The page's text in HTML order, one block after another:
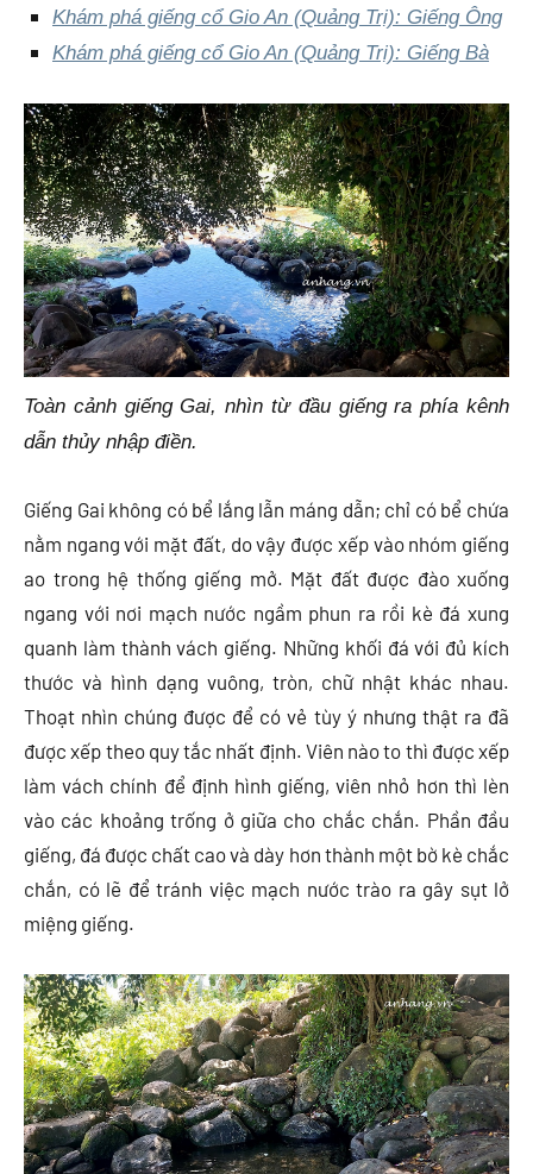
Khám phá giếng cổ Gio An (Quảng Trị): Giếng Ông
Khám phá giếng cổ Gio An (Quảng Trị): Giếng Bà
Toàn cảnh giếng Gai, nhìn từ đầu giếng ra phía kênh
dẫn thủy nhập điền.
Giếng Gai không có bể lắng lẫn máng dẫn; chỉ có bể chứa
nằm ngang với mặt đất, do vậy được xếp vào nhóm giếng
ao trong hệ thống giếng mở. Mặt đất được đào xuống
ngang với nơi mạch nước ngầm phun ra rồi kè đá xung
quanh làm thành vách giếng. Những khối đá với đủ kích
thước và hình dạng vuông, tròn, chữ nhật khác nhau.
Thoạt nhìn chúng được để có vẻ tùy ý nhưng thật ra đã
được xếp theo quy tắc nhất định. Viên nào to thì được xếp
làm vách chính để định hình giếng, viên nhỏ hơn thì lèn
vào các khoảng trống ở giữa cho chắc chắn. Phần đầu
giếng, đá được chất cao và dày hơn thành một bờ kè chắc
chắn, có lẽ để tránh việc mạch nước trào ra gây sụt lở
miệng giếng.